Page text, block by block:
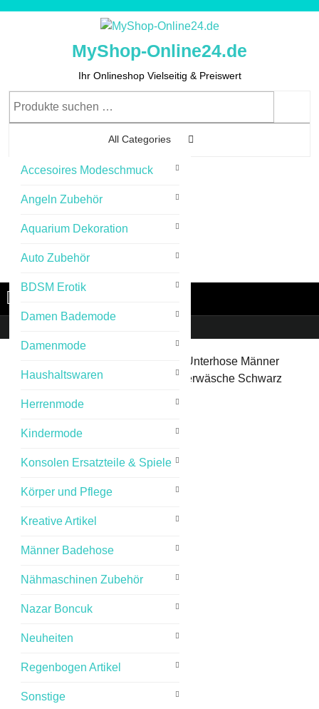
MyShop-Online24.de
Ihr Onlineshop Vielseitig & Preiswert
All Categories
Accesoires Modeschmuck
Angeln Zubehör
Aquarium Dekoration
Auto Zubehör
BDSM Erotik
Damen Bademode
Damenmode
Haushaltswaren
Herrenmode
Kindermode
Konsolen Ersatzteile & Spiele
Körper und Pflege
Kreative Artikel
Männer Badehose
Nähmaschinen Zubehör
Nazar Boncuk
Neuheiten
Regenbogen Artikel
Sonstige
Cart
/ Herren Netz Unterhose Männer
Fischernetz Slip Durchsichtig Unterwäsche Schwarz